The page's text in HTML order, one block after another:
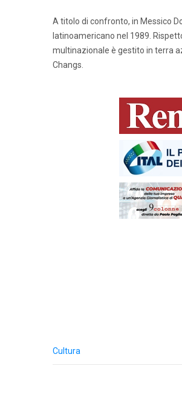
A titolo di confronto, in Messico
latinoamericano nel 1989.
multinazionale è gestito in terra
Changs.
Cultura